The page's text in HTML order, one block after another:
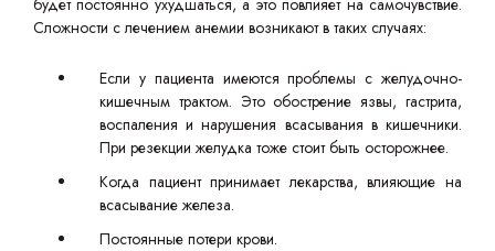
будет постоянно ухудшаться, а это повлияет на самочувствие.
Сложности с лечением анемии возникают в таких случаях:
Если у пациента имеются проблемы с желудочно-
кишечным трактом. Это обострение язвы, гастрита,
воспаления и нарушения всасывания в кишечники.
При резекции желудка тоже стоит быть осторожнее.
Когда пациент принимает лекарства, влияющие на
всасывание железа.
Постоянные потери крови.